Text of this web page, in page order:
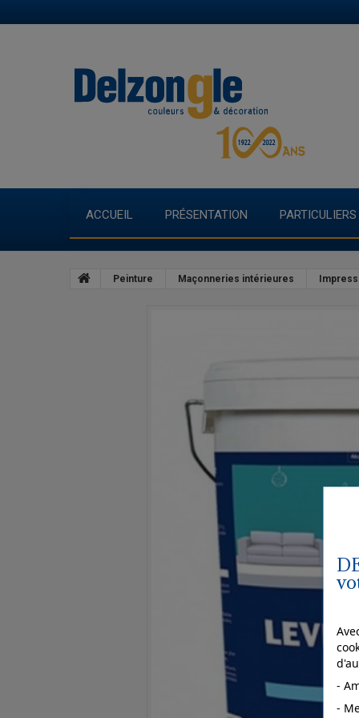
ACCUEIL PRÉSENTATION PARTICULIERS
Peinture Maçonneries intérieures
-
-